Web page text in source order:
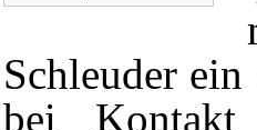
Schleuder
bei